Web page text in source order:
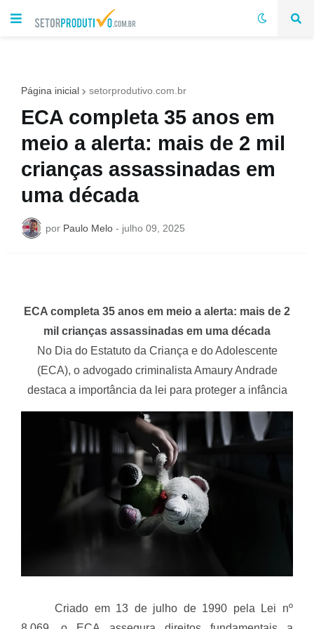
Página inicial setorprodutivo.com.br
ECA completa 35 anos em
meio a alerta: mais de 2 mil
crianças assassinadas em
uma década
por Paulo Melo - julho 09, 2025
ECA completa 35 anos em meio a alerta: mais de 2
mil crianças assassinadas em uma década
No Dia do Estatuto da Criança e do Adolescente
(ECA), o advogado criminalista Amaury Andrade
destaca a importância da lei para proteger a infância
Criado em 13 de julho de 1990 pela Lei nº